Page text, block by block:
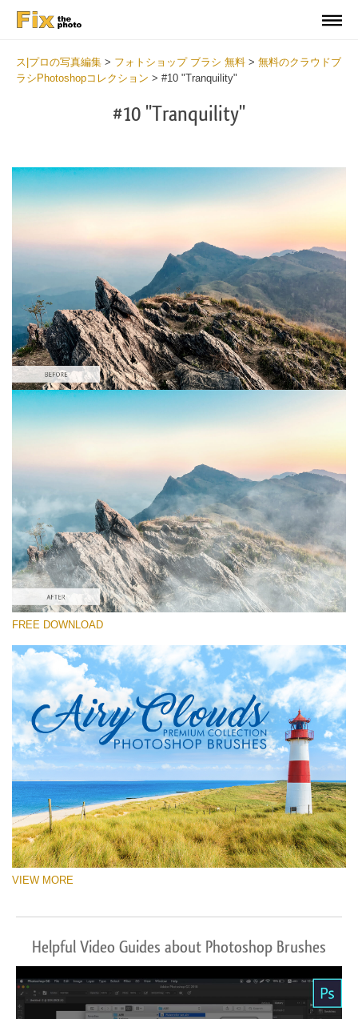
ス|プロの写真編集 > フォトショップ ブラシ 無料 > 無料のクラウドブ
ラシPhotoshopコレクション > #10 "Tranquility"
#10 "Tranquility"
選んでください
Free Ps Brush #10
(52 Ps Brushes)
無料ダウンロード
FREE DOWNLOAD
VIEW MORE
Helpful Video Guides about Photoshop Brushes